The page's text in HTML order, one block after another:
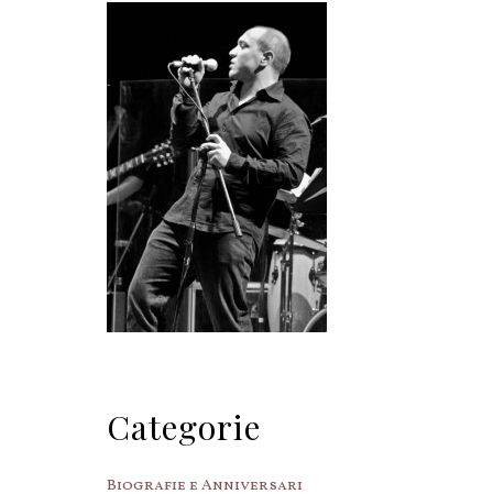
Categorie
Biografie e Anniversari